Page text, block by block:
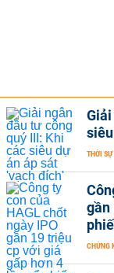
THỜI SỰ
gần
CHỨNG